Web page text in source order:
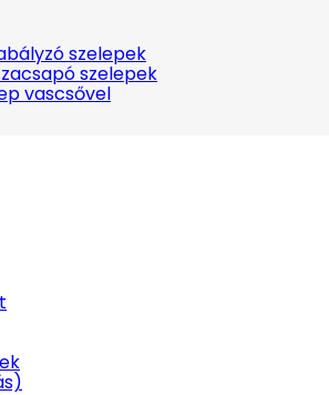
szelepek
szelepek
vascsővel